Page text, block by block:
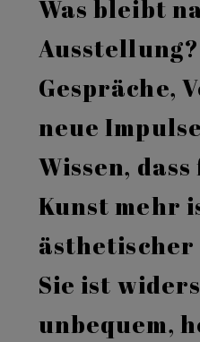
Was bleibt
Gespräche,
neue
Wissen,
Kunst mehr
ästhetischer
Sie ist
unbequem,